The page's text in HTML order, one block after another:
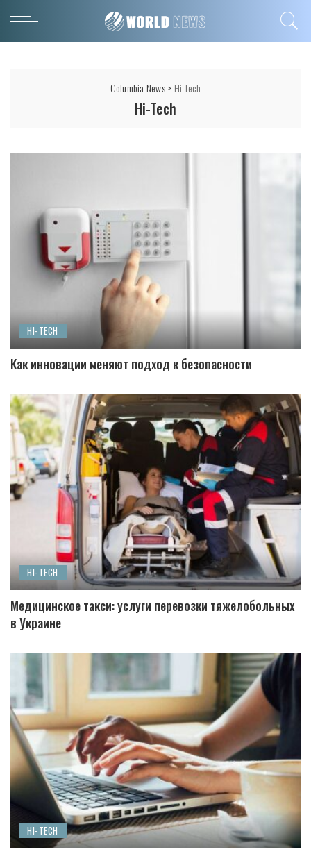
Columbia News> Hi-Tech
Hi-Tech
HI-TECH
Как инновации меняют подход к безопасности
HI-TECH
Медицинское такси: услуги перевозки тяжелобольных
в Украине
HI-TECH